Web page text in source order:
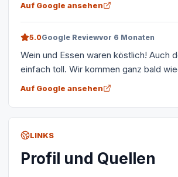
Auf Google ansehen
5.0Google Reviewvor 6 Monaten
Wein und Essen waren köstlich! Auch
einfach toll. Wir kommen ganz bald
Auf Google ansehen
LINKS
Profil und Quellen